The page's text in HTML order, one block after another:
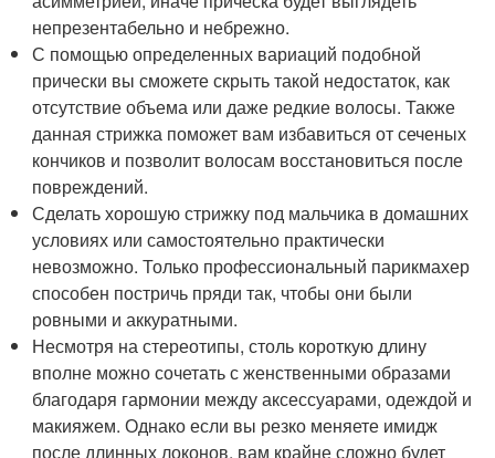
непрезентабельно и небрежно.
С помощью определенных вариаций подобной
прически вы сможете скрыть такой недостаток, как
отсутствие объема или даже редкие волосы. Также
данная стрижка поможет вам избавиться от сеченых
кончиков и позволит волосам восстановиться после
повреждений.
Сделать хорошую стрижку под мальчика в домашних
условиях или самостоятельно практически
невозможно. Только профессиональный парикмахер
способен постричь пряди так, чтобы они были
ровными и аккуратными.
Несмотря на стереотипы, столь короткую длину
вполне можно сочетать с женственными образами
благодаря гармонии между аксессуарами, одеждой и
макияжем. Однако если вы резко меняете имидж
после длинных локонов, вам крайне сложно будет